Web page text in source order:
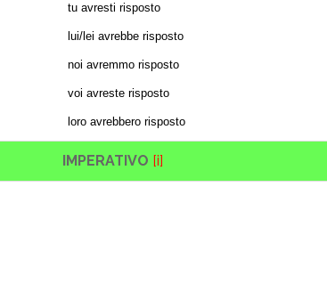
tu avresti risposto
lui/lei avrebbe risposto
noi avremmo risposto
voi avreste risposto
loro avrebbero risposto
IMPERATIVO [i]